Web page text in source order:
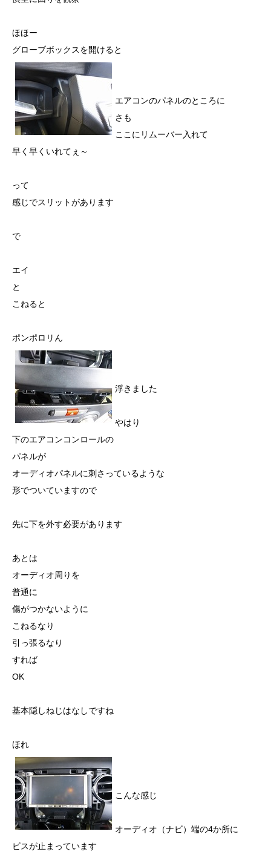
ほほー
グローブボックスを開けると
エアコンのパネルのところに
さも
ここにリムーバー入れて
早く早くいれてぇ～
って
感じでスリットがあります
で
エイ
と
こねると
ポンポロリん
浮きました
やはり
下のエアコンコンロールの
パネルが
オーディオパネルに刺さっているような
形でついていますので
先に下を外す必要があります
あとは
オーディオ周りを
普通に
傷がつかないように
こねるなり
引っ張るなり
すれば
OK
基本隠しねじはなしですね
ほれ
こんな感じ
オーディオ（ナビ）端の4か所に
ビスが止まっています